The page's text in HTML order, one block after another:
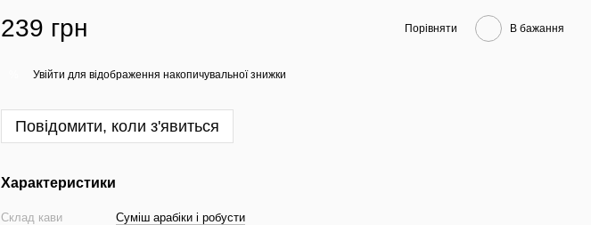
239 грн Порівняти В бажання
Увійти для відображення накопичувальної знижки
Повідомити, коли з'явиться
Характеристики
Склад кави
Суміш арабіки і робусти